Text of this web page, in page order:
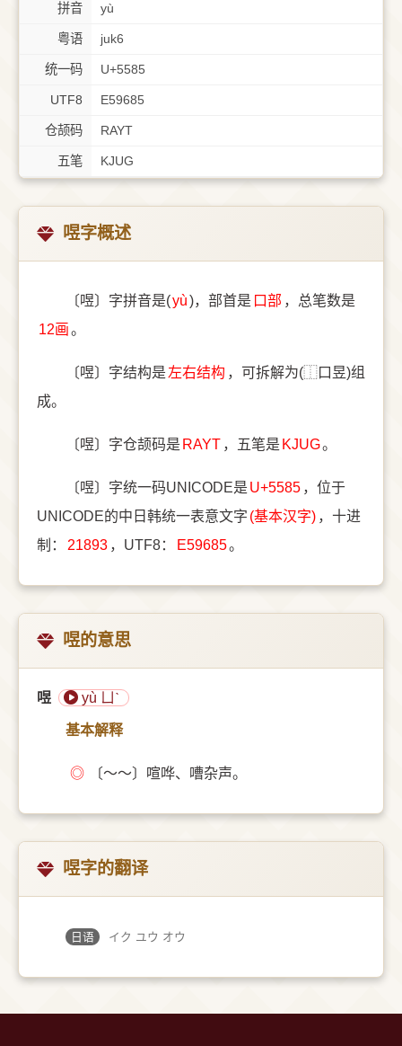
拼音 yù
粤语 juk6
统一码 U+5585
UTF8 E59685
仓颉码 RAYT
五笔 KJUG
喅字概述
〔喅〕字拼音是(yù)，部首是 ⼝部 ，总笔数是
12画。
〔喅〕字结构是 左右结构 ，可拆解为(⿰口昱)组
成。
〔喅〕字仓颉码是 RAYT ，五笔是 KJUG。
〔喅〕字统一码UNICODE是 U+5585 ，位于
UNICODE的中日韩统一表意文字 (基本汉字) ，十进
制：
21893 ，UTF8： E59685。
喅的意思
喅 yù ㄩˋ
基本解释
◎ 〔～～〕喧哗、嘈杂声。
喅字的翻译
日语 イク ユウ オウ